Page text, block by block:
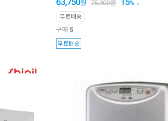
원 75,000원 %
무료배송
구매 5